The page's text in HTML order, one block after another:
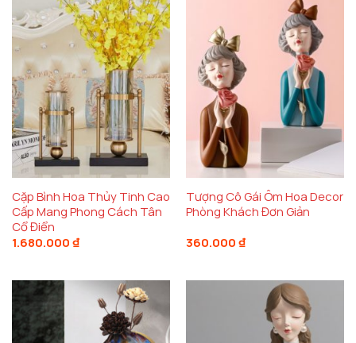
hoa thủy tinhkhông chỉ dùng để cắm hoa mà còn
có thể làm điểm nhấn cho không gian phòng khách,
làm sáng bừng mọi góc nhỏ trong nhà. Đặc biệt,
sản phẩm được làm từthủy tinh cao cấp
, kết hợp
với
kim loại mạ không gỉ , mang lại độ bền cao và vẻ
đẹp lâu dài. Đây là một món
decor để bàn đẹp,
không thể thiếu trong bất kỳ không gian sống nào
yêu thích sự sang trọng và thanh lịch.
Cặp Bình Hoa Thủy Tinh Cao
Cấp Mang Phong Cách Tân
Cổ Điển
1.680.000 ₫
Tượng Cô Gái Ôm Hoa Decor
Phòng Khách Đơn Giản
360.000 ₫